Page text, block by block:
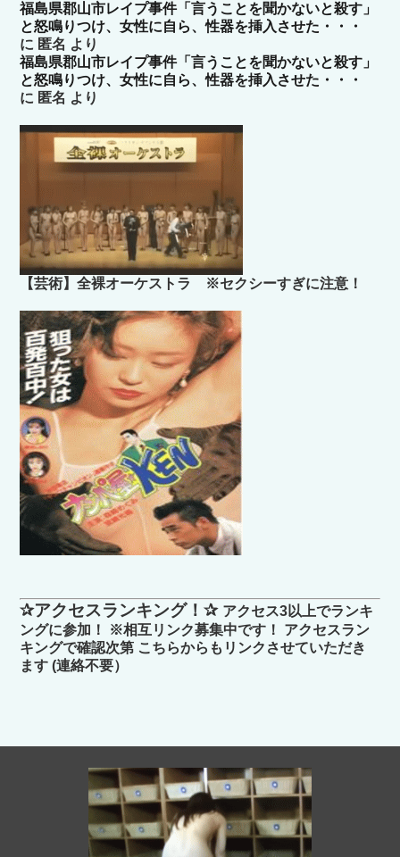
福島県郡山市レイプ事件「言うことを聞かないと殺す」
と怒鳴りつけ、女性に自ら、性器を挿入させた・・・
に 匿名 より
福島県郡山市レイプ事件「言うことを聞かないと殺す」
と怒鳴りつけ、女性に自ら、性器を挿入させた・・・
に 匿名 より
【芸術】全裸オーケストラ ※セクシーすぎに注意！
✰アクセスランキング！✰ アクセス3以上でランキ
ングに参加！ ※相互リンク募集中です！ アクセスラン
キングで確認次第 こちらからもリンクさせていただき
ます (連絡不要）